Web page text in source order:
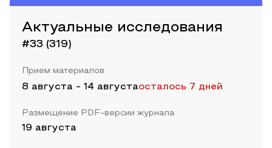
Актуальные исследования
#33 (319)
Прием материалов
8 августа - 14 августаосталось 7 дней
Размещение PDF-версии журнала
19 августа